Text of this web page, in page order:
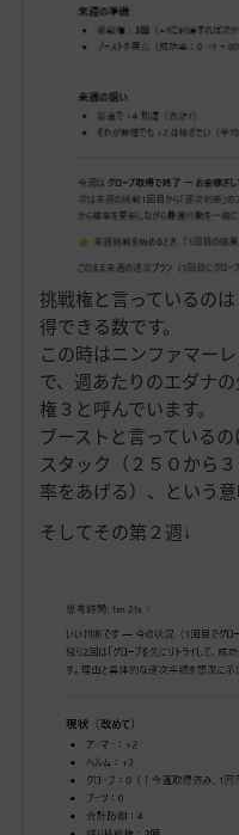
挑戦権と言っているの
得できる数です。
この時はニンファマー
で、週あたりのエダナ
権３と呼んでいます。
ブーストと言っている
スタック（２５０から
率をあげる）、という意
そしてその第２週↓